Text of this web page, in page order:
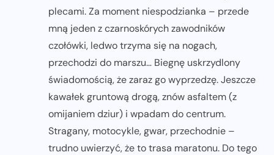
plecami. Za moment niespodzianka – przede
mną jeden z czarnoskórych zawodników
czołówki, ledwo trzyma się na nogach,
przechodzi do marszu… Biegnę uskrzydlony
świadomością, że zaraz go wyprzedzę. Jeszcze
kawałek gruntową drogą, znów asfaltem (z
omijaniem dziur) i wpadam do centrum.
Stragany, motocykle, gwar, przechodnie –
trudno uwierzyć, że to trasa maratonu. Do tego